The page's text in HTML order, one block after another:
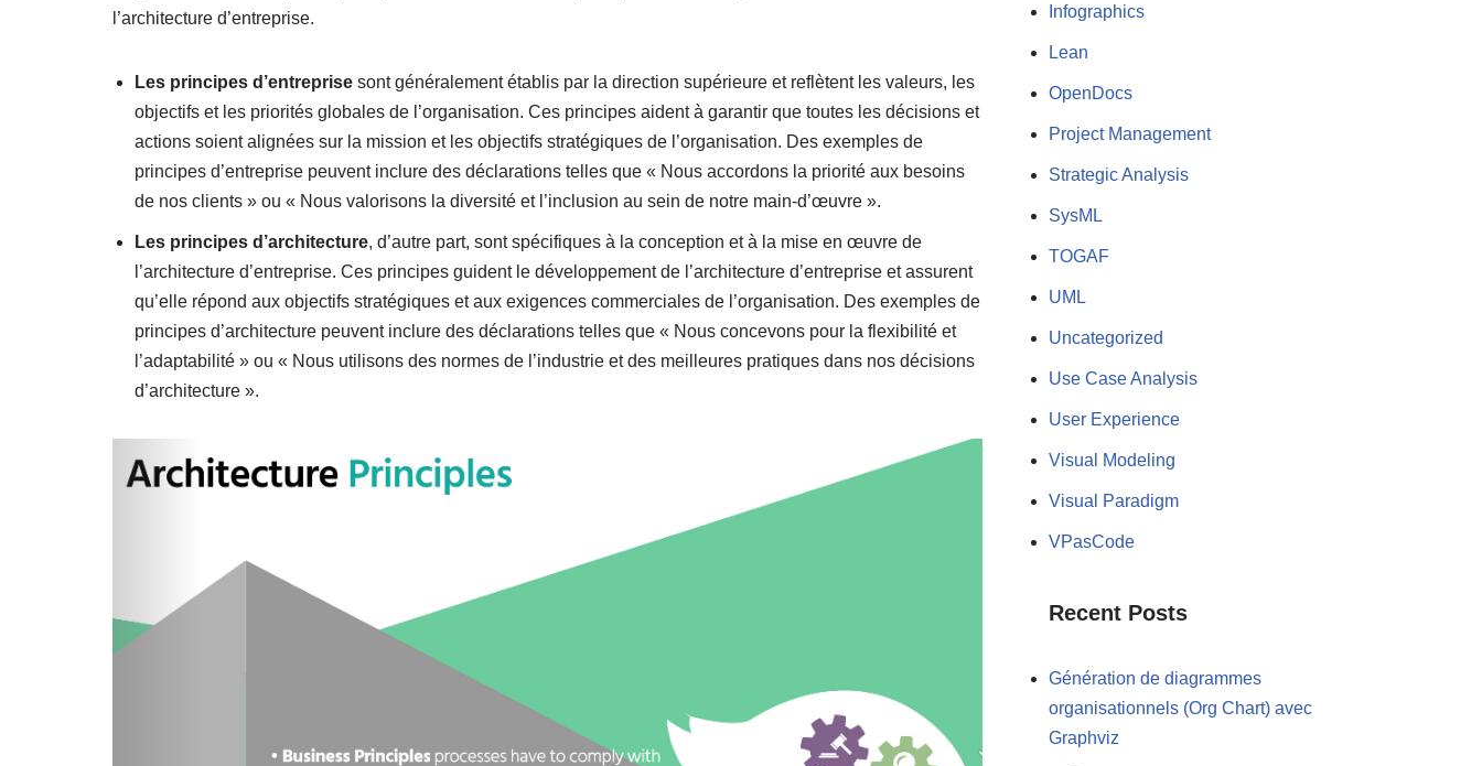
l’architecture d’entreprise.
Les principes d’entreprise sont généralement établis par la direction supérieure et reflètent les valeurs, les
objectifs et les priorités globales de l’organisation. Ces principes aident à garantir que toutes les décisions et
actions soient alignées sur la mission et les objectifs stratégiques de l’organisation. Des exemples de
principes d’entreprise peuvent inclure des déclarations telles que « Nous accordons la priorité aux besoins
de nos clients » ou « Nous valorisons la diversité et l’inclusion au sein de notre main-d’œuvre ».
Les principes d’architecture, d’autre part, sont spécifiques à la conception et à la mise en œuvre de
l’architecture d’entreprise. Ces principes guident le développement de l’architecture d’entreprise et assurent
qu’elle répond aux objectifs stratégiques et aux exigences commerciales de l’organisation. Des exemples de
principes d’architecture peuvent inclure des déclarations telles que « Nous concevons pour la flexibilité et
l’adaptabilité » ou « Nous utilisons des normes de l’industrie et des meilleures pratiques dans nos décisions
d’architecture ».
Infographics
Lean
OpenDocs
Project Management
Strategic Analysis
SysML
TOGAF
UML
Uncategorized
Use Case Analysis
User Experience
Visual Modeling
Visual Paradigm
VPasCode
Recent Posts
Génération de diagrammes
organisationnels (Org Chart) avec
Graphviz